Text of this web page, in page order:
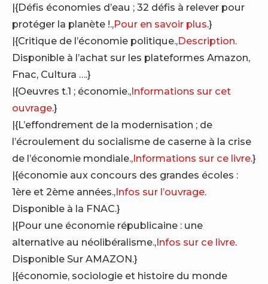
|{Défis économies d’eau ; 32 défis à relever pour
protéger la planète !.,Pour en savoir plus.}
|{Critique de l’économie politique.,Description.
Disponible à l’achat sur les plateformes Amazon,
Fnac, Cultura ….}
|{Oeuvres t.1 ; économie.,Informations sur cet
ouvrage.}
|{L’effondrement de la modernisation ; de
l’écroulement du socialisme de caserne à la crise
de l’économie mondiale.,Informations sur ce livre.}
|{économie aux concours des grandes écoles :
1ère et 2ème années.,Infos sur l’ouvrage.
Disponible à la FNAC.}
|{Pour une économie républicaine : une
alternative au néolibéralisme.,Infos sur ce livre.
Disponible Sur AMAZON.}
|{économie, sociologie et histoire du monde